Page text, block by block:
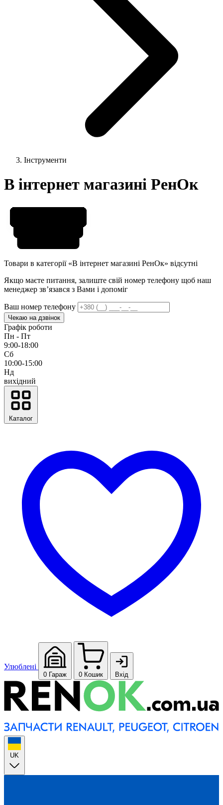
Інструменти
В інтернет магазині РенОк
Товари в категорії «В інтернет магазині РенОк» відсутні
Якщо маєте питання, залиште свій номер телефону щоб наш
менеджер звʼязався з Вами і допоміг
Ваш номер телефону
Чекаю на дзвінок
Графік роботи
Пн - Пт
9:00-18:00
Сб
10:00-15:00
Нд
вихідний
Каталог
Улюблені
0 Гараж 0 Кошик Вхід